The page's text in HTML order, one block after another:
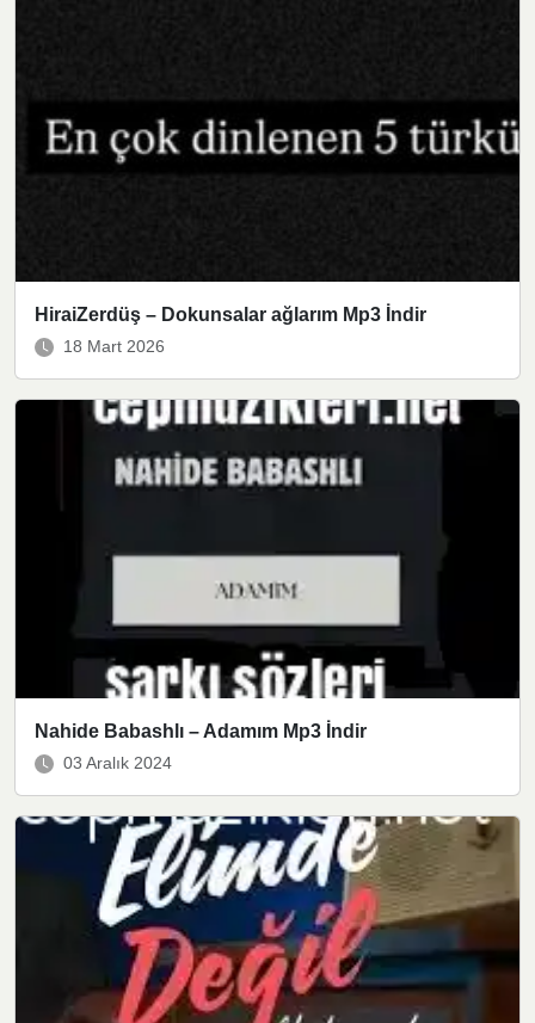
HiraiZerdüş – Dokunsalar ağlarım Mp3 İndir
18 Mart 2026
Nahide Babashlı – Adamım Mp3 İndir
03 Aralık 2024